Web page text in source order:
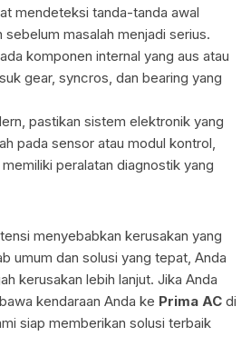
mendeteksi tanda-tanda awal
masalah menjadi serius.
komponen internal yang aus atau
gear, syncros, dan bearing yang
pastikan sistem elektronik yang
pada sensor atau modul kontrol,
peralatan diagnostik yang
menyebabkan kerusakan yang
umum dan solusi yang tepat, Anda
kerusakan lebih lanjut. Jika Anda
kendaraan Anda ke Prima AC di
siap memberikan solusi terbaik